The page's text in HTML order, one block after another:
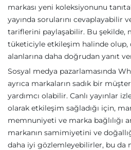
markası yeni koleksiyonunu
yayında sorularını cevaplayabilir
tariflerini paylaşabilir. Bu şekilde,
tüketiciyle etkileşim halinde olup,
alanlarına daha doğrudan yanıt
Sosyal medya pazarlamasında
ayrıca markaların sadık bir
yardımcı olabilir. Canlı yayınlar
olarak etkileşim sağladığı için,
memnuniyeti ve marka bağlılığı
markanın samimiyetini ve
daha iyi gözlemleyebilirler, bu da